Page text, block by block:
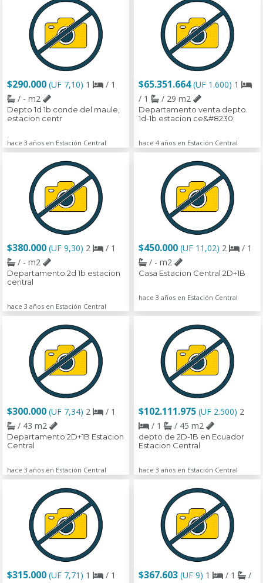
$290.000 (UF 7,10) 1
/ 1
/ - m2
Depto 1d 1b conde del maule,
estacion centr
hace 3 años en Estación Central
$65.351.664(UF 1.600) 1
/ 1
/ 29 m2
Departamento venta depto.
1d-1b estacion ce&#8230;
hace 4 años en Estación Central
$380.000 (UF 9,30) 2
/ 1
/ - m2
Departamento 2d 1b estacion
central
hace 3 años en Estación Central
$450.000 (UF 11,02) 2
/ 1
/ - m2
Casa Estacion Central 2D+1B
hace 3 años en Estación Central
$300.000 (UF 7,34) 2
/ 1
/ 43 m2
Departamento 2D+1B Estacion
Central
hace 3 años en Estación Central
$102.111.975 (UF 2.500) 2
/ 1
/ 45 m2
depto de 2D-1B en Ecuador
Estacion Central
hace 3 años en Estación Central
$315.000 (UF 7,71) 1
/ 1
$367.603 (UF 9) 1 / 1
/